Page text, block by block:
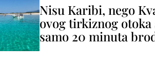
Nisu Karibi, nego
ovog tirkiznog otoka
samo 20 minuta